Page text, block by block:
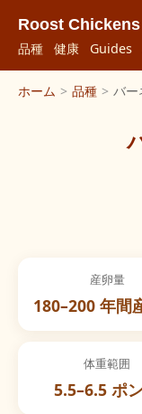
Roost Chickens
品種 健康 Guides
ホーム > 品種 > バー
産卵量
180–200 年間
体重範囲
5.5–6.5 ポ